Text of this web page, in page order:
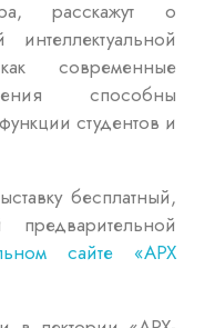
расскажут о
способны
студентов и
бесплатный,
предварительной
сайте «АРХ